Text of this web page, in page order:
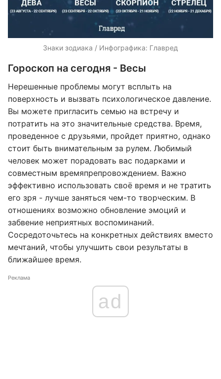
Знаки зодиака / Инфографика: Главред
Гороскоп на сегодня - Весы
Нерешенные проблемы могут всплыть на
поверхность и вызвать психологическое давление.
Вы можете пригласить семью на встречу и
потратить на это значительные средства. Время,
проведенное с друзьями, пройдет приятно, однако
стоит быть внимательным за рулем. Любимый
человек может порадовать вас подарками и
совместным времяпрепровождением. Важно
эффективно использовать своё время и не тратить
его зря - лучше заняться чем-то творческим. В
отношениях возможно обновление эмоций и
забвение неприятных воспоминаний.
Сосредоточьтесь на конкретных действиях вместо
мечтаний, чтобы улучшить свои результаты в
ближайшее время.
Реклама
ad